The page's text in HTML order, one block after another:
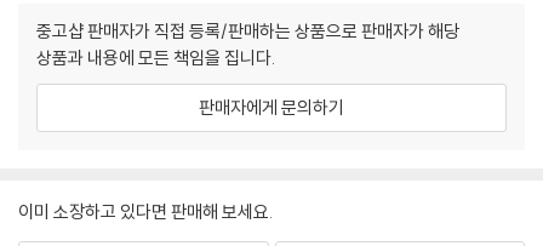
중고샵 판매자가 직접 등록/판매하는 상품으로 판매자가 해당
상품과 내용에 모든 책임을 집니다.
판매자에게 문의하기
이미 소장하고 있다면 판매해 보세요.